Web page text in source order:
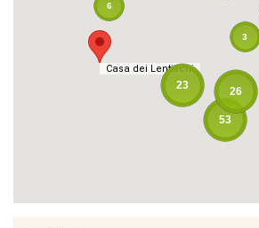
Casa dei Lentischi
23
53
26
Casa dei Lentischi
6
3